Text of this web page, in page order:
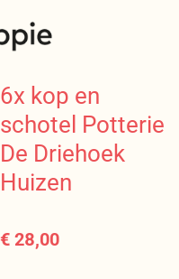
6x kop en
schotel Potterie
De Driehoek
Huizen
€ 28,00